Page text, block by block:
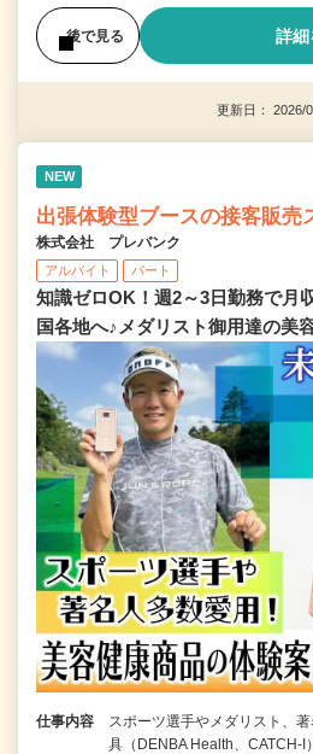
後で見る 詳細
更新日：
NEW
出張体験型ブースの接客販売
株式会社 プレバンク
アルバイト パート
知識ゼロOK！週2～3日勤務で月
国各地へ♪メダリスト御用達の美
仕事内容
スポーツ選手やメダリスト、
具（DENBA Health、CATCH-I